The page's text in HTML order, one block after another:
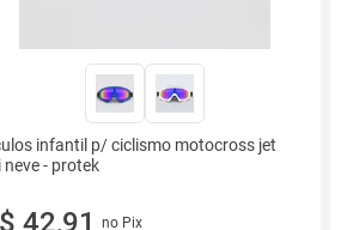
infantil p/ ciclismo motocross jet
neve - protek
42,91
no Pix